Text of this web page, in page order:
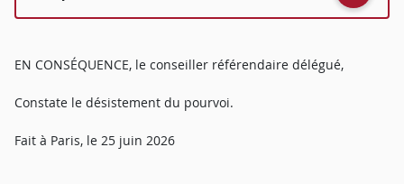
EN CONSÉQUENCE, le conseiller référendaire délégué,
Constate le désistement du pourvoi.
Fait à Paris, le 25 juin 2026